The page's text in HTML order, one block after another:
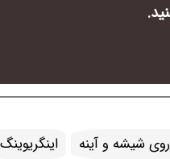
روی
اینه
گریوینگاینگریوینگ شیشه و آینه